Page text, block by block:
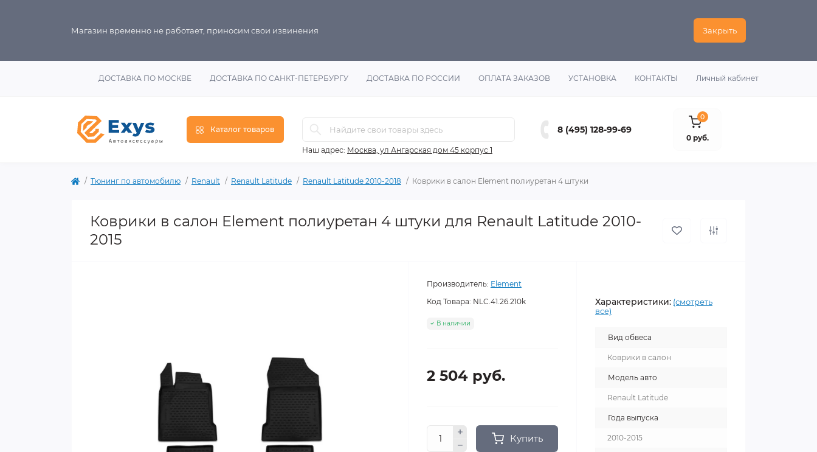
Магазин временно не работает, приносим свои извинения Закрыть
ДОСТАВКА ПО МОСКВЕ ДОСТАВКА ПО САНКТ-ПЕТЕРБУРГУ ДОСТАВКА ПО РОССИИ ОПЛАТА ЗАКАЗОВ УСТАНОВКА КОНТАКТЫ Личный кабинет
Каталог товаров
Наш адрес: Москва, ул Ангарская дом 45 корпус 1
8 (495) 128-99-69
0
0 руб.
Тюнинг по автомобилю Renault Renault Latitude Renault Latitude 2010-2018 Коврики в салон Element полиуретан 4 штуки
Коврики в салон Element полиуретан 4 штуки для Renault Latitude 2010-
2015
Производитель: Element
Код Товара: NLC.41.26.210k
В наличии
2 504 руб.
Купить
Характеристики: (смотреть
все)
Вид обвеса
Коврики в салон
Модель авто
Renault Latitude
Года выпуска
2010-2015